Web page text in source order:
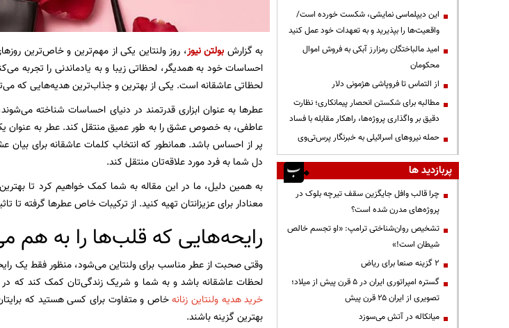
به گزارش بولتن نیوز، روز ولنتاین یکی از مهم‌ترین و خاص‌ترین
احساسات خود به همدیگر، لحظاتی زیبا و به یادماندنی را تجربه
لحظاتی عاشقانه است. یکی از بهترین و جذاب‌ترین هدیه‌هایی که
عطرها به عنوان ابزاری قدرتمند در دنیای احساسات شناخته
عاطفی، به خصوص عشق را به طور عمیق منتقل کند. عطر به عنوان
پر از احساس باشد. همانطور که انتخاب کلمات عاشقانه برای بیان
دل شما به فرد مورد علاقه‌تان منتقل کند.
به همین دلیل، ما در این مقاله به شما کمک خواهیم کرد تا
معنادار برای عزیزانتان تهیه کنید. از ترکیبات خاص عطرها گرفته
رایحه‌هایی که قلب‌ها را به هم
وقتی صحبت از عطر مناسب برای ولنتاین می‌شود، منظور فقط یک
لحظات عاشقانه باشد و به شما و شریک زندگی‌تان کمک کند که
خرید هدیه ولنتاین زنانه خاص و متفاوت برای کسی هستید که
بهترین گزینه باشند.
این دیپلماسی نمایشی، شکست خورده است/
واقعیت‌ها را بپذیرید و به تعهدات خود عمل کنید
امید مالباختگان رمزارز آبکی به فروش اموال
محکومان
از التماس تا فروپاشی هژمونی دلار
مطالبه برای شکستن انحصار پیمانکاری؛ نظارت
دقیق بر واگذاری پروژه‌ها، راهکار مقابله با فساد
حمله نیروهای اسرائیلی به خبرنگار پرس‌تی‌وی
پربازدید ها
چرا قالب وافل جایگزین سقف تیرچه بلوک در
پروژه‌های مدرن شده است؟
تشخیص روان‌شناختی ترامپ: «او تجسم خالص
شیطان است!»
۲ گزینه صنعا برای ریاض
گستره امپراتوری ایران در ۵ قرن پیش از میلاد؛
تصویری از ایران ۲۵ قرن پیش
میانکاله در آتش می‌سوزد